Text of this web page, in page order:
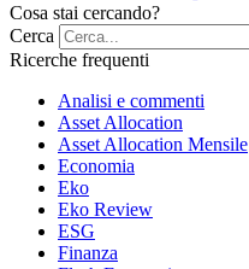
Cosa stai cercando?
Cerca
Ricerche frequenti
Analisi e commenti
Asset Allocation
Asset Allocation Mensile
Economia
Eko
Eko Review
ESG
Finanza